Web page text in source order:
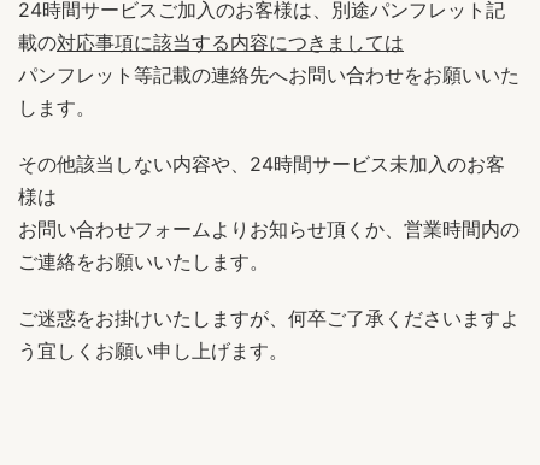
24時間サービスご加入のお客様は、別途パンフレット記
載の対応事項に該当する内容につきましては
パンフレット等記載の連絡先へお問い合わせをお願いいた
します。
その他該当しない内容や、24時間サービス未加入のお客
様は
お問い合わせフォームよりお知らせ頂くか、営業時間内の
ご連絡をお願いいたします。
ご迷惑をお掛けいたしますが、何卒ご了承くださいますよ
う宜しくお願い申し上げます。